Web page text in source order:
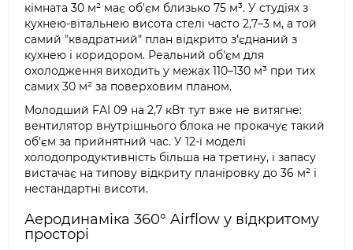
кімната 30 м² має об'єм близько 75 м³. У студіях з
кухнею-вітальнею висота стелі часто 2,7–3 м, а той
самий "квадратний" план відкрито з'єднаний з
кухнею і коридором. Реальний об'єм для
охолодження виходить у межах 110–130 м³ при тих
самих 30 м² за поверховим планом.
Молодший FAI 09 на 2,7 кВт тут вже не витягне:
вентилятор внутрішнього блока не прокачує такий
об'єм за прийнятний час. У 12-ї моделі
холодопродуктивність більша на третину, і запасу
вистачає на типову відкриту планіровку до 36 м² і
нестандартні висоти.
Аеродинаміка 360° Airflow у відкритому
просторі